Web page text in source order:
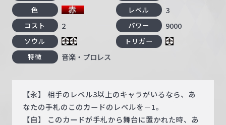
色 レベル 3
コスト 2 パワー 9000
ソウル
トリガー
特徴
音楽・プロレス
【永】 相手のレベル3以上のキャラがいるなら、あ
なたの手札のこのカードのレベルを－1。
【自】 このカードが手札から舞台に置かれた時、あ